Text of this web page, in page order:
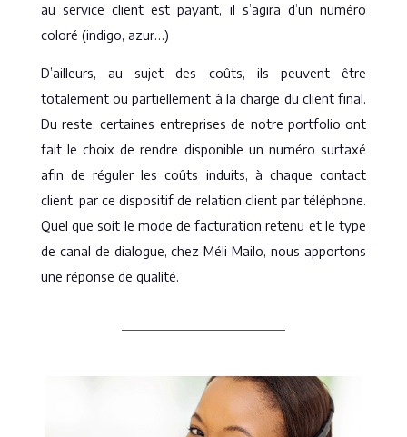
au service client est payant, il s’agira d’un numéro
coloré (indigo, azur…)
D’ailleurs, au sujet des coûts, ils peuvent être
totalement ou partiellement à la charge du client final.
Du reste, certaines entreprises de notre portfolio ont
fait le choix de rendre disponible un numéro surtaxé
afin de réguler les coûts induits, à chaque contact
client, par ce dispositif de relation client par téléphone.
Quel que soit le mode de facturation retenu et le type
de canal de dialogue, chez Méli Mailo, nous apportons
une réponse de qualité.